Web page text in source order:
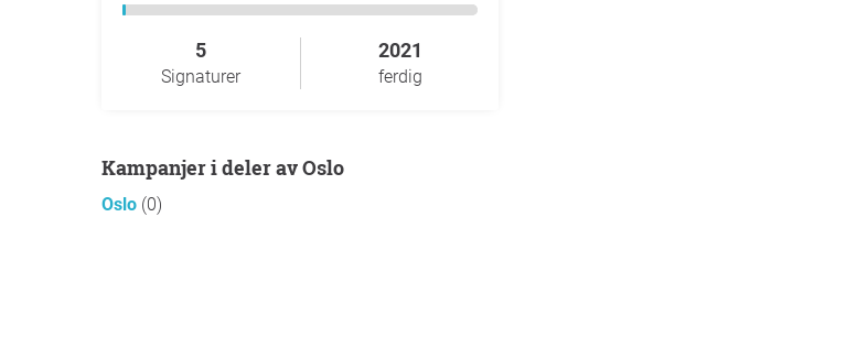
5
Signaturer
2021
ferdig
Kampanjer i deler av Oslo
Oslo (0)